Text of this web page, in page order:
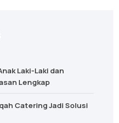
Laki-Laki dan
Lengkap
Catering Jadi Solusi